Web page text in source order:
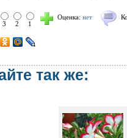
3 2 1
Оценка: нет
так же: